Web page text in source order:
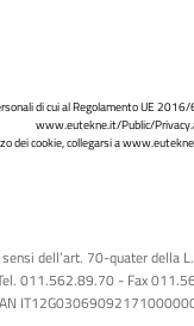
di cui al Regolamento UE
www.eutekne.it/Public/
dei cookie, collegarsi a
dell’art. 70-quater della
011.562.89.70 - Fax